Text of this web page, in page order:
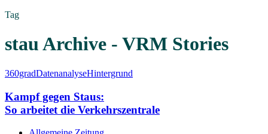
Tag
stau Archive - VRM Stories
360gradDatenanalyseHintergrund
Kampf gegen Staus:
So arbeitet die Verkehrszentrale